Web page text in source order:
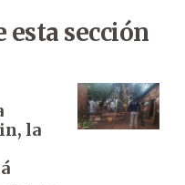
esta sección
la